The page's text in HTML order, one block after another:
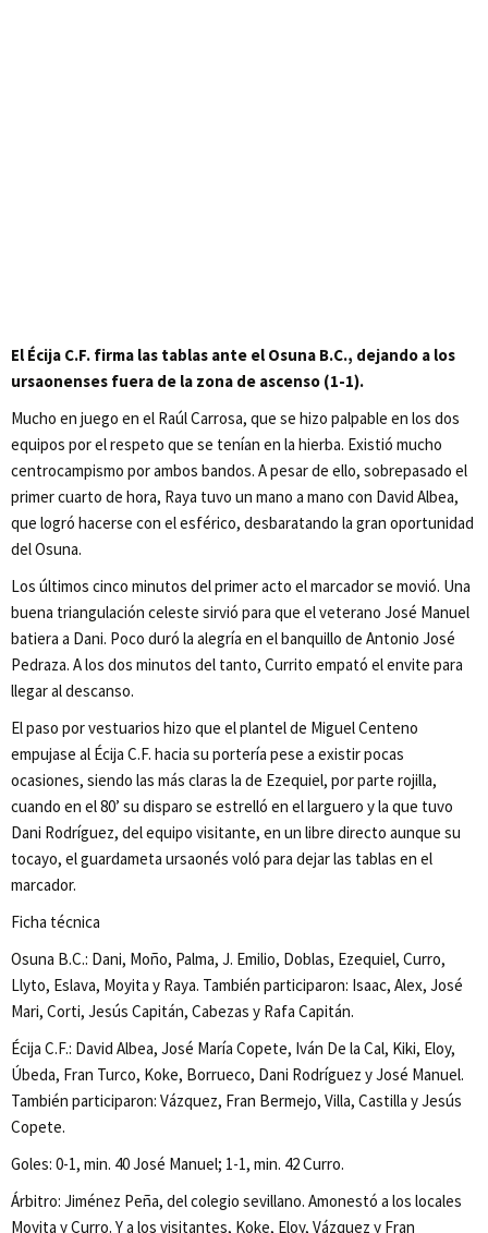
El Écija C.F. firma las tablas ante el Osuna B.C., dejando a los
ursaonenses fuera de la zona de ascenso (1-1).
Mucho en juego en el Raúl Carrosa, que se hizo palpable en los dos
equipos por el respeto que se tenían en la hierba. Existió mucho
centrocampismo por ambos bandos. A pesar de ello, sobrepasado el
primer cuarto de hora, Raya tuvo un mano a mano con David Albea,
que logró hacerse con el esférico, desbaratando la gran oportunidad
del Osuna.
Los últimos cinco minutos del primer acto el marcador se movió. Una
buena triangulación celeste sirvió para que el veterano José Manuel
batiera a Dani. Poco duró la alegría en el banquillo de Antonio José
Pedraza. A los dos minutos del tanto, Currito empató el envite para
llegar al descanso.
El paso por vestuarios hizo que el plantel de Miguel Centeno
empujase al Écija C.F. hacia su portería pese a existir pocas
ocasiones, siendo las más claras la de Ezequiel, por parte rojilla,
cuando en el 80’ su disparo se estrelló en el larguero y la que tuvo
Dani Rodríguez, del equipo visitante, en un libre directo aunque su
tocayo, el guardameta ursaonés voló para dejar las tablas en el
marcador.
Ficha técnica
Osuna B.C.: Dani, Moño, Palma, J. Emilio, Doblas, Ezequiel, Curro,
Llyto, Eslava, Moyita y Raya. También participaron: Isaac, Alex, José
Mari, Corti, Jesús Capitán, Cabezas y Rafa Capitán.
Écija C.F.: David Albea, José María Copete, Iván De la Cal, Kiki, Eloy,
Úbeda, Fran Turco, Koke, Borrueco, Dani Rodríguez y José Manuel.
También participaron: Vázquez, Fran Bermejo, Villa, Castilla y Jesús
Copete.
Goles: 0-1, min. 40 José Manuel; 1-1, min. 42 Curro.
Árbitro: Jiménez Peña, del colegio sevillano. Amonestó a los locales
Moyita y Curro. Y a los visitantes, Koke, Eloy, Vázquez y Fran